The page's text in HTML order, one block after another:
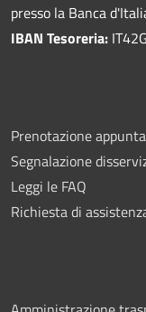
presso la Banca
IBAN Tesoreria:
Prenotazione
Segnalazione
Leggi le FAQ
Richiesta di